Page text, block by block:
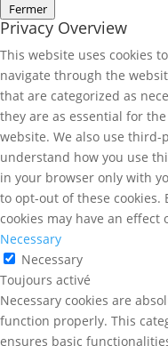
Fermer
Privacy Overview
This website uses cookies
navigate through the
that are categorized as
they are as essential for
website. We also use third-
understand how you use
in your browser only with
to opt-out of these cookies.
cookies may have an
Necessary
Necessary
Toujours activé
Necessary cookies are
function properly. This
ensures basic